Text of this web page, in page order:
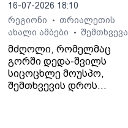
16-07-2026 18:10
რეგიონი
• თრიალეთის
ახალი ამბები
• შემთხვევა
მძღოლი, რომელმაც
გორში დედა-შვილს
სიცოცხლე მოუსპო,
შემთხვევის დროს